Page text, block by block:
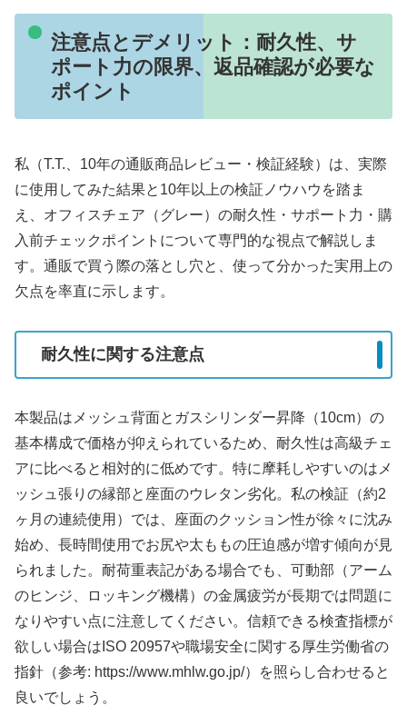
注意点とデメリット：耐久性、サ
ポート力の限界、返品確認が必要な
ポイント
私（T.T.、10年の通販商品レビュー・検証経験）は、実際
に使用してみた結果と10年以上の検証ノウハウを踏ま
え、オフィスチェア（グレー）の耐久性・サポート力・購
入前チェックポイントについて専門的な視点で解説しま
す。通販で買う際の落とし穴と、使って分かった実用上の
欠点を率直に示します。
耐久性に関する注意点
本製品はメッシュ背面とガスシリンダー昇降（10cm）の
基本構成で価格が抑えられているため、耐久性は高級チェ
アに比べると相対的に低めです。特に摩耗しやすいのはメ
ッシュ張りの縁部と座面のウレタン劣化。私の検証（約2
ヶ月の連続使用）では、座面のクッション性が徐々に沈み
始め、長時間使用でお尻や太ももの圧迫感が増す傾向が見
られました。耐荷重表記がある場合でも、可動部（アーム
のヒンジ、ロッキング機構）の金属疲労が長期では問題に
なりやすい点に注意してください。信頼できる検査指標が
欲しい場合はISO 20957や職場安全に関する厚生労働省の
指針（参考: https://www.mhlw.go.jp/）を照らし合わせると
良いでしょう。